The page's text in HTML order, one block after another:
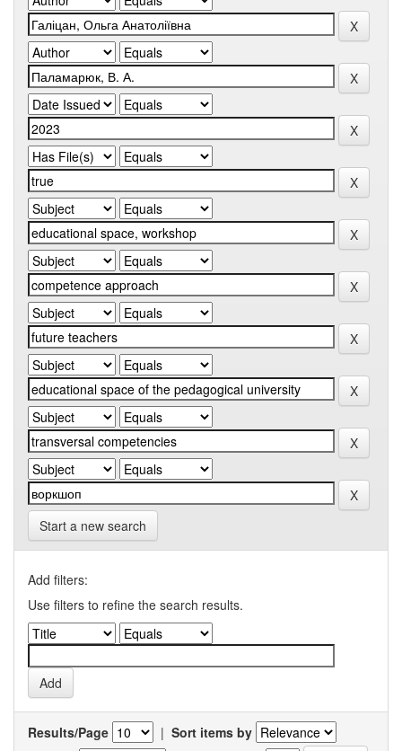
Start a new search
Add filters:
Use filters to refine the search results.
Results/Page | Sort items by